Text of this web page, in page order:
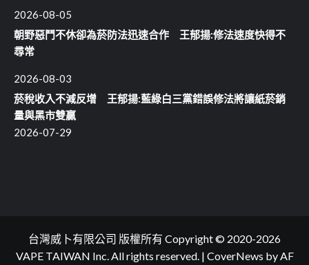
2026-08-05
朝野惡鬥不休卻為菸防法迅速合作 王郁揚:修法速度快得不
尋常
2026-08-03
菸稅收入不減反增 王郁揚:藍綠白三黨錯誤修法將讓紙菸銷
量與黑市雙贏
2026-07-29
台灣威卜有限公司 版權所有 Copyright © 2020-2026
VAPE TAIWAN Inc. All rights reserved. | CoverNews by AF